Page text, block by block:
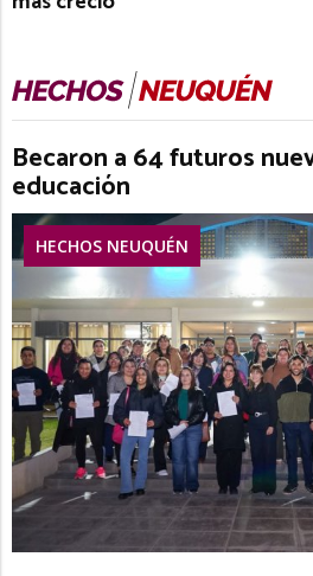
Becaron a 64 futuros
educación
HECHOS NEUQUÉN